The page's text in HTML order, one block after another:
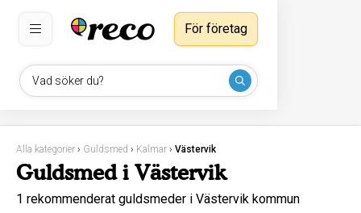
Vad söker du?
För företag
Alla kategorier › Guldsmed › Kalmar › Västervik
Guldsmed i Västervik
1 rekommenderat guldsmeder i Västervik kommun